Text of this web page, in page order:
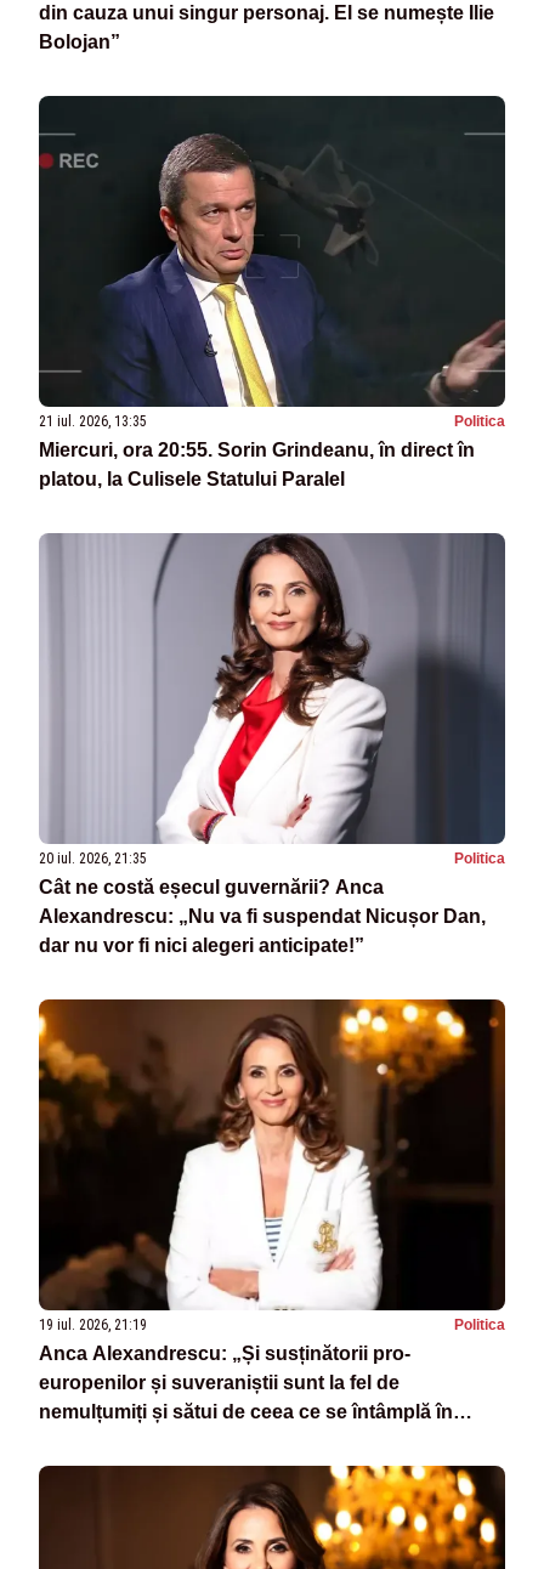
din cauza unui singur personaj. El se numește Ilie
Bolojan”
21 iul. 2026, 13:35 Politica
Miercuri, ora 20:55. Sorin Grindeanu, în direct în
platou, la Culisele Statului Paralel
20 iul. 2026, 21:35 Politica
Cât ne costă eșecul guvernării? Anca
Alexandrescu: „Nu va fi suspendat Nicușor Dan,
dar nu vor fi nici alegeri anticipate!”
19 iul. 2026, 21:19 Politica
Anca Alexandrescu: „Și susținătorii pro-
europenilor și suveraniștii sunt la fel de
nemulțumiți și sătui de ceea ce se întâmplă în